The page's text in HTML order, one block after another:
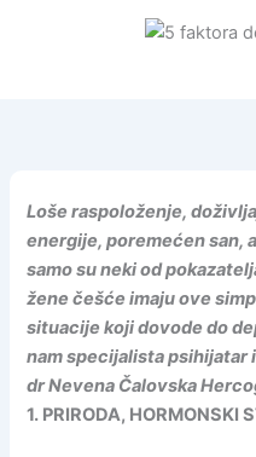
Loše raspoloženje,
energije, poremećen san,
samo su neki od
žene češće imaju ove
situacije koji dovode do
nam specijalista psihijatar
dr Nevena Čalovska
1. PRIRODA, HORMONSKI